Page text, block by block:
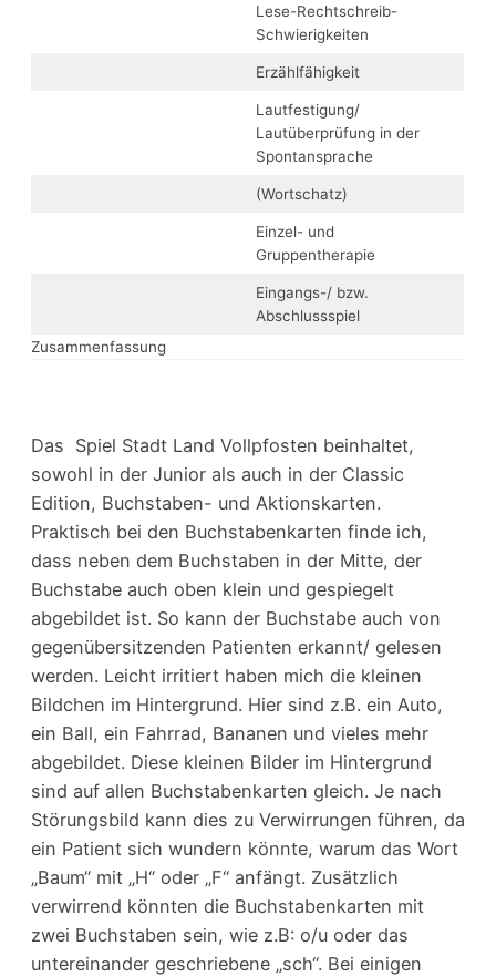
Lese-Rechtschreib-
Schwierigkeiten
Erzählfähigkeit
Lautfestigung/
Lautüberprüfung in der
Spontansprache
(Wortschatz)
Einzel- und
Gruppentherapie
Eingangs-/ bzw.
Abschlussspiel
Zusammenfassung
Das Spiel Stadt Land Vollpfosten beinhaltet,
sowohl in der Junior als auch in der Classic
Edition, Buchstaben- und Aktionskarten.
Praktisch bei den Buchstabenkarten finde ich,
dass neben dem Buchstaben in der Mitte, der
Buchstabe auch oben klein und gespiegelt
abgebildet ist. So kann der Buchstabe auch von
gegenübersitzenden Patienten erkannt/ gelesen
werden. Leicht irritiert haben mich die kleinen
Bildchen im Hintergrund. Hier sind z.B. ein Auto,
ein Ball, ein Fahrrad, Bananen und vieles mehr
abgebildet. Diese kleinen Bilder im Hintergrund
sind auf allen Buchstabenkarten gleich. Je nach
Störungsbild kann dies zu Verwirrungen führen, da
ein Patient sich wundern könnte, warum das Wort
„Baum“ mit „H“ oder „F“ anfängt. Zusätzlich
verwirrend könnten die Buchstabenkarten mit
zwei Buchstaben sein, wie z.B: o/u oder das
untereinander geschriebene „sch“. Bei einigen